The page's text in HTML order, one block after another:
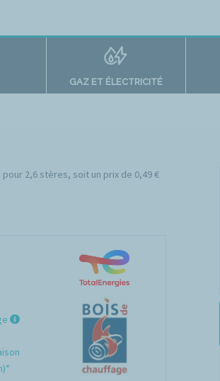
GAZ ET ÉLECTRICITÉ
2,6 stères, soit un prix de 0,49 €